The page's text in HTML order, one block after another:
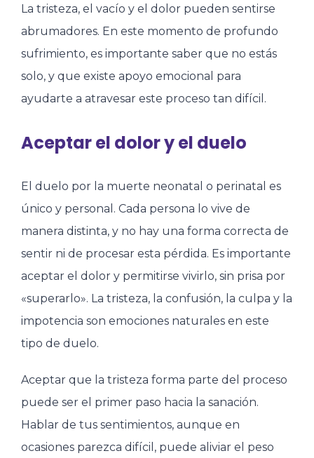
La tristeza, el vacío y el dolor pueden sentirse
abrumadores. En este momento de profundo
sufrimiento, es importante saber que no estás
solo, y que existe apoyo emocional para
ayudarte a atravesar este proceso tan difícil.
Aceptar el dolor y el duelo
El duelo por la muerte neonatal o perinatal es
único y personal. Cada persona lo vive de
manera distinta, y no hay una forma correcta de
sentir ni de procesar esta pérdida. Es importante
aceptar el dolor y permitirse vivirlo, sin prisa por
«superarlo». La tristeza, la confusión, la culpa y la
impotencia son emociones naturales en este
tipo de duelo.
Aceptar que la tristeza forma parte del proceso
puede ser el primer paso hacia la sanación.
Hablar de tus sentimientos, aunque en
ocasiones parezca difícil, puede aliviar el peso